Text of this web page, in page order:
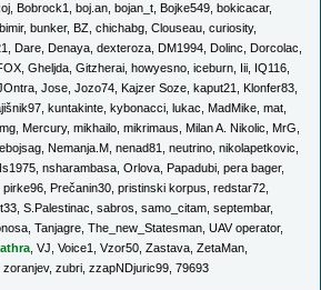
Bobrock1 boj.an bojan_t Bojke549 bokicacar,
, bunker, BZ chichabg Clouseau curiosity,
Dare Denaya dexteroza DM1994 Dolinc Dorcolac
Gheljda Gitzherai howyesno iceburn Iii IQ116
Jose Jozo74 Kajzer Soze kaput21 Klonfer83
kuntakinte kybonacci lukac MadMike mat
Mercury, mikhailo mikrimaus Milan A. Nikolic MrG
Nemanja.M nenad81 neutrino nikolapetkovic
nsharambasa Orlova Papadubi pera bager,
pirke96 Prečanin30 pristinski korpus redstar72
S.Palestinac sabros samo_citam septembar,
Tanjagre The_new_Statesman UAV operator,
VJ Voice1 Vzor50 Zastava ZetaMan
zoranjev, zubri zzapNDjuric99 79693